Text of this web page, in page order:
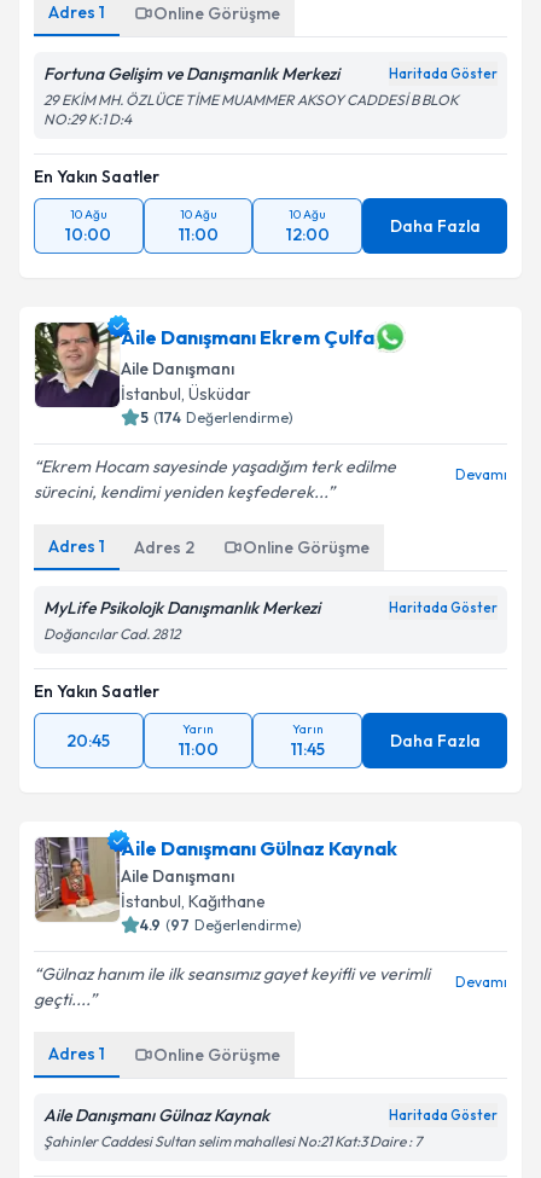
Adres 1 Online Görüşme
Fortuna Gelişim ve Danışmanlık Merkezi Haritada Göster
29 EKİM MH. ÖZLÜCE TİME MUAMMER AKSOY CADDESİ B BLOK
NO:29 K:1 D:4
En Yakın Saatler
10 Ağu
10:00
10 Ağu
11:00
10 Ağu
12:00 Daha Fazla
Aile Danışmanı Ekrem Çulfa
Aile Danışmanı
İstanbul, Üsküdar
5 (174 Değerlendirme)
Ekrem Hocam sayesinde yaşadığım terk edilme
sürecini, kendimi yeniden keşfederek...
Devamı
Adres 1 Adres 2 Online Görüşme
MyLife Psikolojk Danışmanlık Merkezi Haritada Göster
Doğancılar Cad. 2812
En Yakın Saatler
20:45
Yarın
11:00
Yarın
11:45 Daha Fazla
Aile Danışmanı Gülnaz Kaynak
Aile Danışmanı
İstanbul, Kağıthane
4.9 (97 Değerlendirme)
Gülnaz hanım ile ilk seansımız gayet keyifli ve verimli
geçti....
Devamı
Adres 1 Online Görüşme
Aile Danışmanı Gülnaz Kaynak Haritada Göster
Şahinler Caddesi Sultan selim mahallesi No:21 Kat:3 Daire : 7